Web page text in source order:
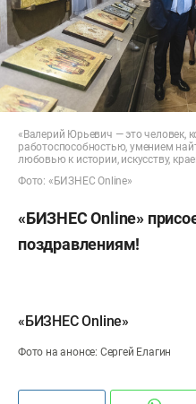
«Валерий Юрьевич — это человек,
работоспособностью, умением
любовью к истории, искусству,
Фото: «БИЗНЕС Online»
«БИЗНЕС Online»
поздравлениям!
«БИЗНЕС Online»
Фото на анонсе: Сергей Елагин